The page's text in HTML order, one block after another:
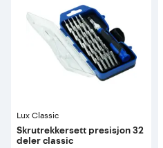
Lux Classic
Skrutrekkersett presisjon 32
deler classic